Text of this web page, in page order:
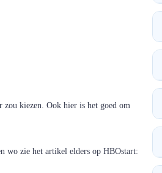
zou kiezen. Ook hier is het goed om
wo zie het artikel elders op HBOstart: